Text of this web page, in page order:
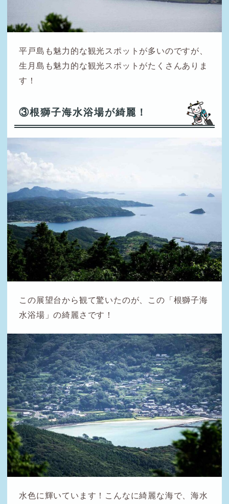
平戸島も魅力的な観光スポットが多いのですが、
生月島も魅力的な観光スポットがたくさんありま
す！
③根獅子海水浴場が綺麗！
この展望台から観て驚いたのが、この「根獅子海
水浴場」の綺麗さです！
水色に輝いています！こんなに綺麗な海で、海水